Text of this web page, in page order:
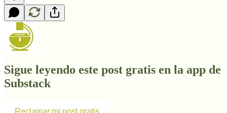
Sigue leyendo este post gratis en la app de
Substack